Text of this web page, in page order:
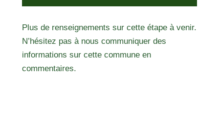
Plus de renseignements sur cette étape à venir.
N’hésitez pas à nous communiquer des
informations sur cette commune en
commentaires.